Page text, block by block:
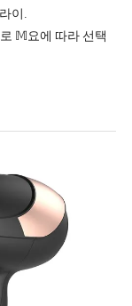
이.
𝕄요에 따라 선택